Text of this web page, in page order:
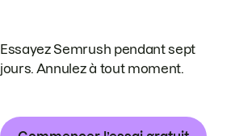
Essayez Semrush pendant sept
jours. Annulez à tout moment.